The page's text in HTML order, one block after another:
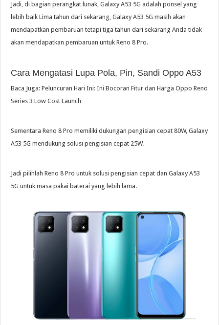
Jadi, di bagian perangkat lunak, Galaxy A53 5G adalah ponsel yang
lebih baik Lima tahun dari sekarang, Galaxy A53 5G masih akan
mendapatkan pembaruan tetapi tiga tahun dari sekarang Anda tidak
akan mendapatkan pembaruan untuk Reno 8 Pro.
Cara Mengatasi Lupa Pola, Pin, Sandi Oppo A53
Baca Juga: Peluncuran Hari Ini: Ini Bocoran Fitur dan Harga Oppo Reno
Series 3 Low Cost Launch
Sementara Reno 8 Pro memiliki dukungan pengisian cepat 80W, Galaxy
A53 5G mendukung solusi pengisian cepat 25W.
Jadi pilihlah Reno 8 Pro untuk solusi pengisian cepat dan Galaxy A53
5G untuk masa pakai baterai yang lebih lama.